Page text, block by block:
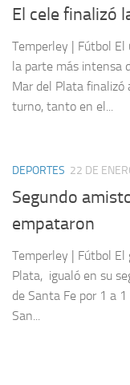
El cele finalizó
Temperley | Fútbol
la parte más intensa
Mar del Plata finalizó
turno, tanto en el...
DEPORTES 22 DE
Segundo
empataron
Temperley | Fútbol El
Plata, igualó en su
de Santa Fe por 1 a
San...